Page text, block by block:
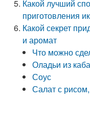
Какой лучший
приготовления
Какой секрет
и аромат
Что можно
Оладьи из
Соус
Салат с